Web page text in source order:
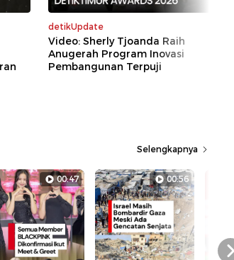
detikUpdate
Video: Sherly Tjoanda Raih
Anugerah Program Inovasi
Pembangunan Terpuji
Selengkapnya
00:47 00:56